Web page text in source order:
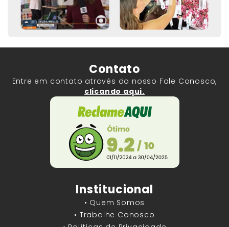
Contato
Entre em contato através do nosso Fale Conosco,
clicando aqui.
Institucional
• Quem Somos
• Trabalhe Conosco